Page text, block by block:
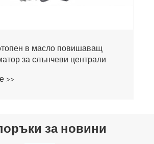
за новини